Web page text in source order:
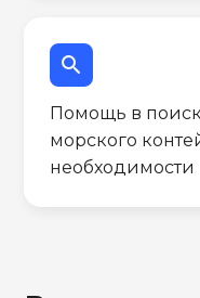
search
Помощь в
морского
необходимости